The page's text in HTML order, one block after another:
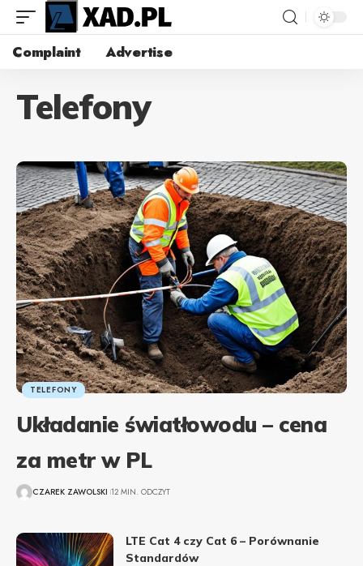
Complaint Advertise
Telefony
TELEFONY
Układanie światłowodu – cena
za metr w PL
CZAREK ZAWOLSKI 12 MIN. ODCZYT
LTE Cat 4 czy Cat 6 – Porównanie
Standardów